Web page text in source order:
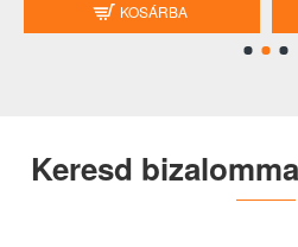
KOSÁRBA
Keresd